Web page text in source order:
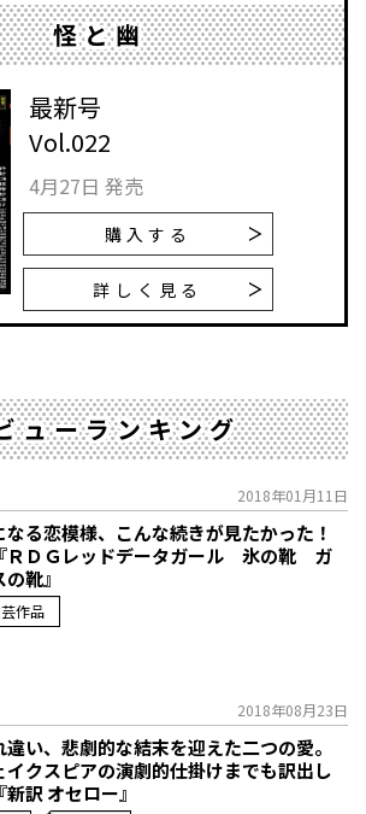
怪と幽
最新号
Vol.022
4月27日 発売
購入する
詳しく見る
ューランキング
2018年01月11日
なる恋模様、こんな続きが見たかった！
ＤＧレッドデータガール 氷の靴 ガ
靴』
作品
2018年08月23日
違い、悲劇的な結末を迎えた二つの愛。
イクスピアの演劇的仕掛けまでも訳出し
新訳 オセロー』